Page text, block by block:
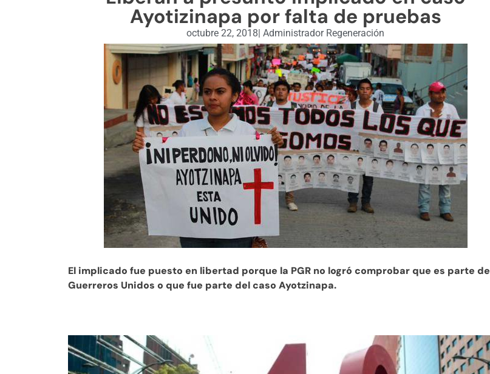
Ayotizinapa por falta de pruebas
octubre 22, 2018 Administrador Regeneración
El implicado fue puesto en libertad porque la PGR no logró comprobar que es parte de
Guerreros Unidos o que fue parte del caso Ayotzinapa.